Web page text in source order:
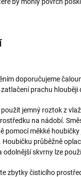
doporučujeme
prachu hlouběji
jemný roztok z
na nádobí.
pomocí měkké
průběžně
odolnější skvrny lze
zbytky čisticího